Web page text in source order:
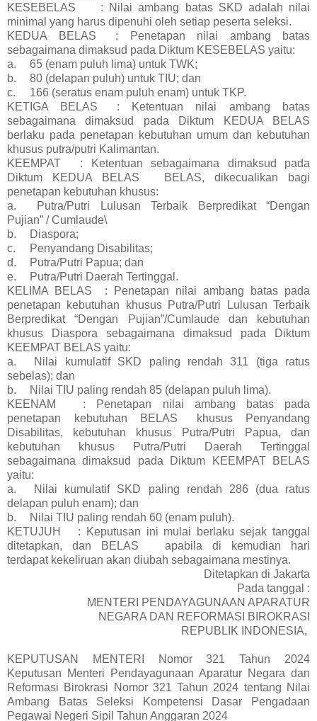
KESEBELAS
: Nilai ambang batas SKD adalah nilai
minimal yang harus dipenuhi oleh setiap peserta seleksi.
KEDUA BELAS
: Penetapan nilai ambang batas
sebagaimana dimaksud pada Diktum KESEBELAS yaitu:
a.
65 (enam puluh lima) untuk TWK;
b.
80 (delapan puluh) untuk TIU; dan
c.
166 (seratus enam puluh enam) untuk TKP.
KETIGA BELAS
: Ketentuan nilai ambang batas
sebagaimana dimaksud pada Diktum KEDUA BELAS
berlaku pada penetapan kebutuhan umum dan kebutuhan
khusus putra/putri Kalimantan.
KEEMPAT
: Ketentuan sebagaimana dimaksud pada
Diktum KEDUA BELAS
BELAS, dikecualikan bagi
penetapan kebutuhan khusus:
a.
Putra/Putri Lulusan Terbaik Berpredikat “Dengan
Pujian” / Cumlaude\
b.
Diaspora;
c.
Penyandang Disabilitas;
d.
Putra/Putri Papua; dan
e.
Putra/Putri Daerah Tertinggal.
KELIMA BELAS
: Penetapan nilai ambang batas pada
penetapan kebutuhan khusus Putra/Putri Lulusan Terbaik
Berpredikat “Dengan Pujian”/Cumlaude dan kebutuhan
khusus Diaspora sebagaimana dimaksud pada Diktum
KEEMPAT BELAS yaitu:
a.
Nilai kumulatif SKD paling rendah 311 (tiga ratus
sebelas); dan
b.
Nilai TIU paling rendah 85 (delapan puluh lima).
KEENAM
: Penetapan nilai ambang batas pada
penetapan kebutuhan BELAS
khusus Penyandang
Disabilitas, kebutuhan khusus Putra/Putri Papua, dan
kebutuhan khusus Putra/Putri Daerah Tertinggal
sebagaimana dimaksud pada Diktum KEEMPAT BELAS
yaitu:
a.
Nilai kumulatif SKD paling rendah 286 (dua ratus
delapan puluh enam); dan
b.
Nilai TIU paling rendah 60 (enam puluh).
KETUJUH
: Keputusan ini mulai berlaku sejak tanggal
ditetapkan, dan BELAS
apabila di kemudian hari
terdapat kekeliruan akan diubah sebagaimana mestinya.
Ditetapkan di Jakarta
Pada tanggal :
MENTERI PENDAYAGUNAAN APARATUR
NEGARA DAN REFORMASI BIROKRASI
REPUBLIK INDONESIA,
KEPUTUSAN MENTERI Nomor 321 Tahun 2024
Keputusan Menteri Pendayagunaan Aparatur Negara dan
Reformasi Birokrasi Nomor 321 Tahun 2024 tentang Nilai
Ambang Batas Seleksi Kompetensi Dasar Pengadaan
Pegawai Negeri Sipil Tahun Anggaran 2024